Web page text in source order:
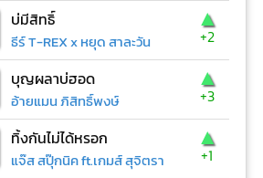
บ่มีสิทธิ์
ธีร์ T-REX x หยุด สาละวัน
▲
+2
บุญผลาบ่ฮอด
อ้ายแมน ภิสิทธิ์พงษ์
▲
+3
ทิ้งกันไม่ได้หรอก
แจ๊ส สปุ๊กนิค ft.เกมส์ สุจิตรา
▲
+1